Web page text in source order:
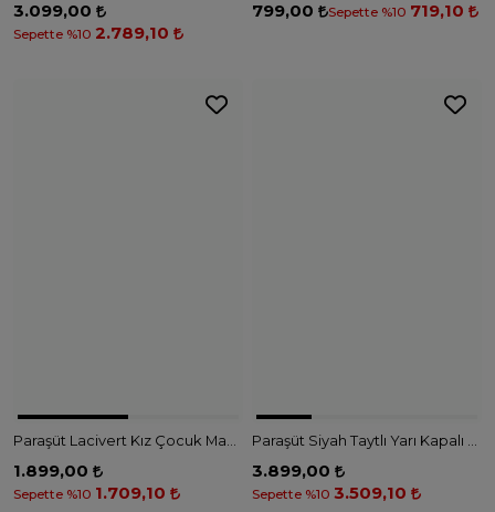
3.099,00
Sepette %10 2.789,10
799,00 Sepette %10 719,10
Paraşüt Lacivert Kız Çocuk Mayo K2411 - MAVİ
1.899,00
Sepette %10 1.709,10
Paraşüt Siyah Taytlı Yarı Kapalı Mayo M2441 - TURUNCU
3.899,00
Sepette %10 3.509,10